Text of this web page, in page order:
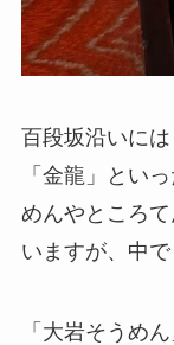
百段坂沿いには
「金龍」とい
めんやところ
いますが、中
「大岩そうめ